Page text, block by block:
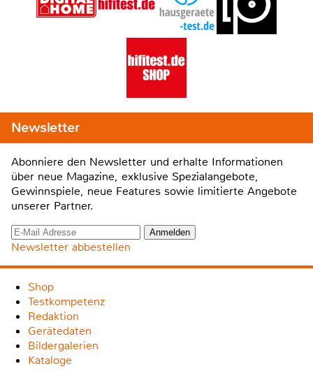
Newsletter
Abonniere den Newsletter und erhalte Informationen
über neue Magazine, exklusive Spezialangebote,
Gewinnspiele, neue Features sowie limitierte Angebote
unserer Partner.
Newsletter abbestellen
Shop
Testkompetenz
Redaktion
Gerätedaten
Bildergalerien
Kataloge